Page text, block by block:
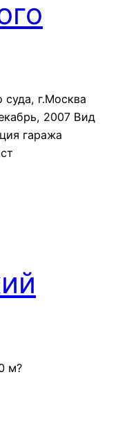
г.Москва
2007 Вид
гаража
м?